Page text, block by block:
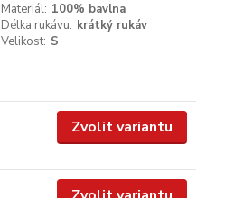
Materiál: 100% bavlna
Délka rukávu: krátký rukáv
Velikost: S
Zvolit variantu